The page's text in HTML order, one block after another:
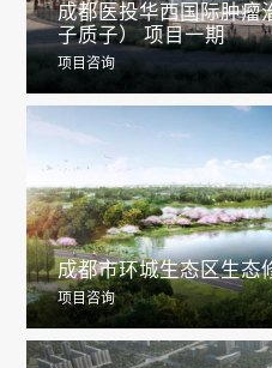
成都医投华西国际肿瘤
子质子） 项目一期
项目咨询
成都市环城生态区生态
项目咨询